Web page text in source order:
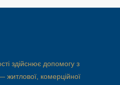
здійснює допомогу з
житлової, комерційної